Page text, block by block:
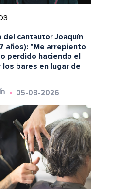
del cantautor Joaquín
años): "Me arrepiento
perdido haciendo el
bares en lugar de
05-08-2026